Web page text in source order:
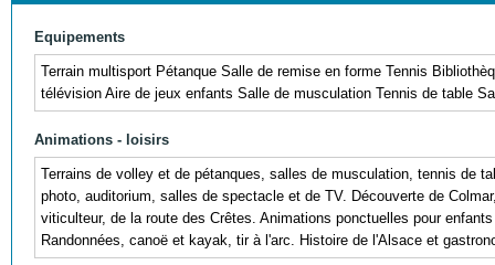
Equipements
Terrain multisport Pétanque Salle de remise en forme Tennis
télévision Aire de jeux enfants Salle de musculation Tennis de table
Animations - loisirs
Terrains de volley et de pétanques, salles de musculation, tennis de
photo, auditorium, salles de spectacle et de TV. Découverte de
viticulteur, de la route des Crêtes. Animations ponctuelles pour
Randonnées, canoë et kayak, tir à l'arc. Histoire de l'Alsace et